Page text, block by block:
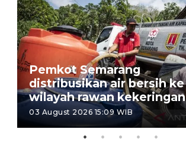
Pemkot Semarang
distribusikan air bersih ke
wilayah rawan kekeringan
03 August 2026 15:09 WIB